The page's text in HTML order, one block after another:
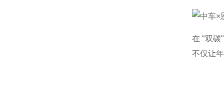
在 “双
不仅让